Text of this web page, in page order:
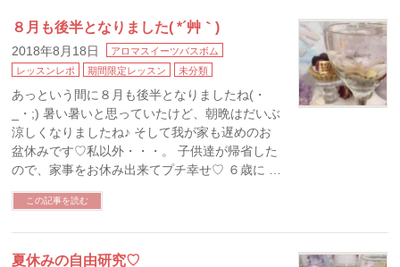
８月も後半となりました( *´艸｀)
2018年8月18日
アロマスイーツバスボム
レッスンレポ
期間限定レッスン 未分類
あっという間に８月も後半となりましたね(・
_・;) 暑い暑いと思っていたけど、朝晩はだいぶ
涼しくなりましたね♪ そして我が家も遅めのお
盆休みです♡私以外・・・。 子供達が帰省した
ので、家事をお休み出来てプチ幸せ♡ ６歳に …
この記事を読む
夏休みの自由研究♡